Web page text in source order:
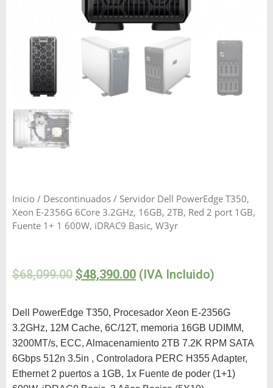
Inicio / Descontinuados / Servidor Dell PowerEdge T350,
Xeon E-2356G 6Core 3.2GHz, 16GB, 2TB, Red 2 port 1GB,
Fuente 1+ 1 600W, iDRAC9 Basic, W3yr
$68,099.00 $48,390.00 (IVA Incluido)
Dell PowerEdge T350, Procesador Xeon E-2356G
3.2GHz, 12M Cache, 6C/12T, memoria 16GB UDIMM,
3200MT/s, ECC, Almacenamiento 2TB 7.2K RPM SATA
6Gbps 512n 3.5in , Controladora PERC H355 Adapter,
Ethernet 2 puertos a 1GB, 1x Fuente de poder (1+1)